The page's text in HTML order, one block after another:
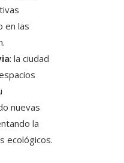
en las
: la ciudad
nuevas
la
ecológicos.